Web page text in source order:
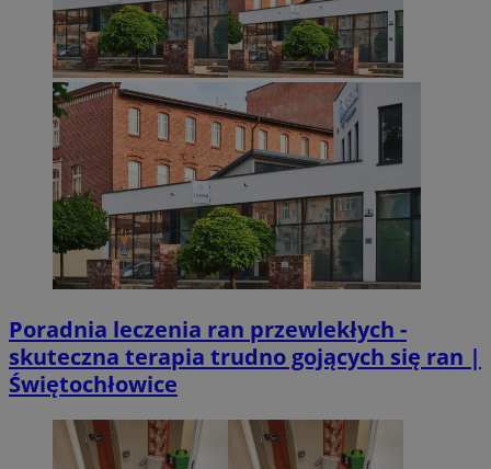
Poradnia leczenia ran przewlekłych -
skuteczna terapia trudno gojących się ran |
Świętochłowice